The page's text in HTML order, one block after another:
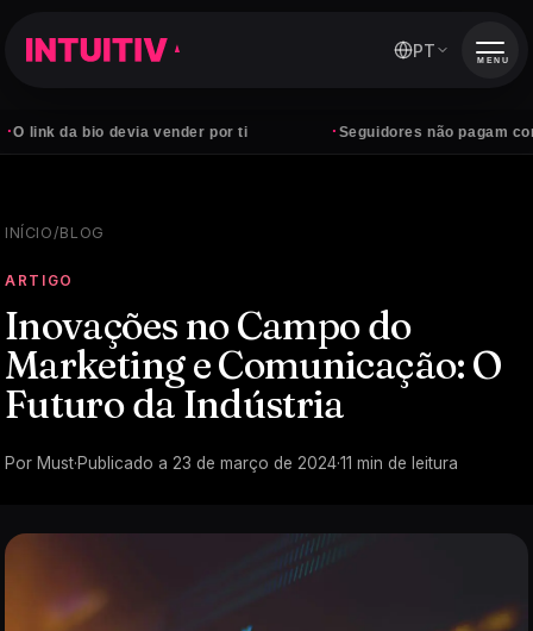
devia vender por ti Seguidores não pagam contas —
PT MENU
INÍCIO/BLOG
ARTIGO
Inovações no Campo do
Marketing e Comunicação: O
Futuro da Indústria
Por Must·Publicado a 23 de março de 2024·11 min de leitura